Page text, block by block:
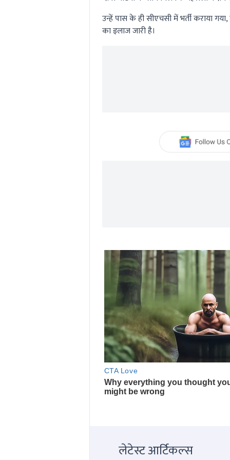
उन्हें पास के ही सीएचसी में भर्ती कराया
का इलाज जारी है।
लेटेस्ट आर्टिकल्स